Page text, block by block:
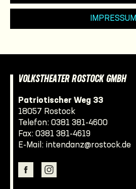
IMPRESSUM
VOLKSTHEATER ROSTOCK GMBH
Patriotischer Weg 33
18057 Rostock
Telefon: 0381 381-4600
Fax: 0381 381-4619
E-Mail: intendanz@rostock.de